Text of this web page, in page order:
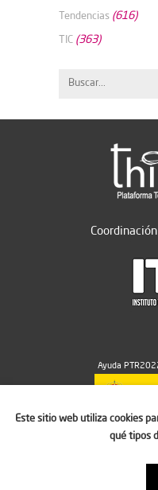
Tendencias (616)
TIC (363)
Ayuda
MICIU/AEI/
Este sitio web utiliza cookies
qué tipos